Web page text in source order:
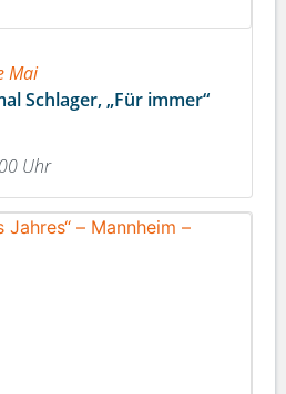
Mai
Schlager, „Für immer“
Uhr